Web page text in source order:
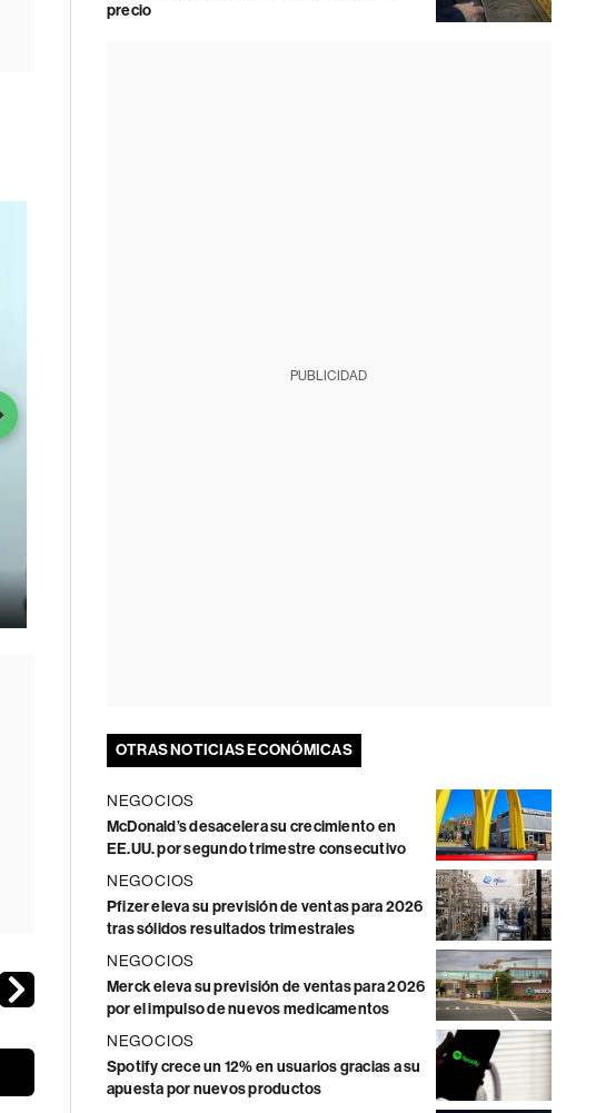
precio
PUBLICIDAD
OTRAS NOTICIAS ECONÓMICAS
NEGOCIOS
McDonald’s desacelera su crecimiento en
EE.UU. por segundo trimestre consecutivo
NEGOCIOS
Pfizer eleva su previsión de ventas para 2026
tras sólidos resultados trimestrales
NEGOCIOS
Merck eleva su previsión de ventas para 2026
por el impulso de nuevos medicamentos
NEGOCIOS
Spotify crece un 12% en usuarios gracias a su
apuesta por nuevos productos